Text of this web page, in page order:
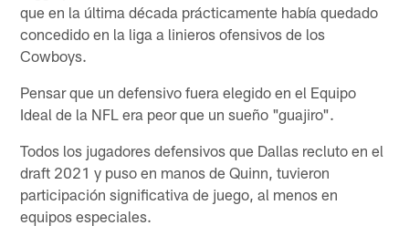
que en la última década prácticamente había quedado
concedido en la liga a linieros ofensivos de los
Cowboys.
Pensar que un defensivo fuera elegido en el Equipo
Ideal de la NFL era peor que un sueño "guajiro".
Todos los jugadores defensivos que Dallas recluto en el
draft 2021 y puso en manos de Quinn, tuvieron
participación significativa de juego, al menos en
equipos especiales.